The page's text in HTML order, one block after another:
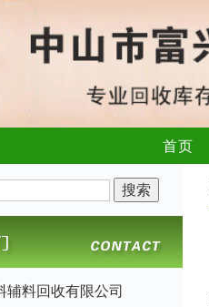
首页
辅料回收有限公司